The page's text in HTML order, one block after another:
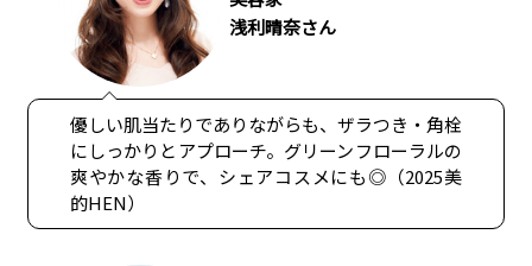
浅利晴奈さん
優しい肌当たりでありながらも、ザラつき・角栓
にしっかりとアプローチ。グリーンフローラルの
爽やかな香りで、シェアコスメにも◎（2025美
的HEN）